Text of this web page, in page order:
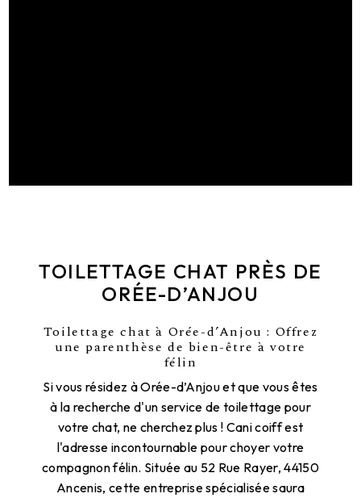
TOILETTAGE CHAT PRÈS DE
ORÉE-D’ANJOU
Toilettage chat à Orée-d’Anjou : Offrez
une parenthèse de bien-être à votre
félin
Si vous résidez à Orée-d’Anjou et que vous êtes
à la recherche d'un service de toilettage pour
votre chat, ne cherchez plus ! Cani coiff est
l'adresse incontournable pour choyer votre
compagnon félin. Située au 52 Rue Rayer, 44150
Ancenis, cette entreprise spécialisée saura